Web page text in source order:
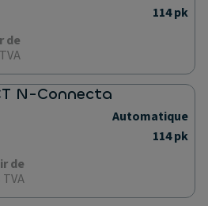
114 pk
de
N-Connecta
Automatique
114 pk
de